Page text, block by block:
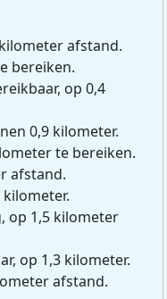
afstand.
bereiken.
op 0,4
0,9 kilometer.
te bereiken.
afstand.
op 1,5 kilometer
op 1,3 kilometer.
afstand.